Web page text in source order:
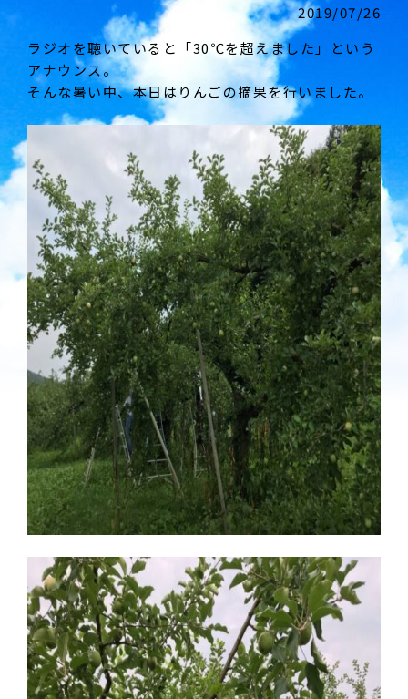
2019/07/26
ラジオを聴いていると「30℃を超えました」という
アナウンス。
そんな暑い中、本日はりんごの摘果を行いました。